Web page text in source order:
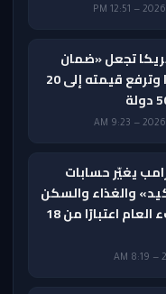
تجعل «ضمان
تأشيرة الزيارة» دائمًا وترفع قيمته إلى 20
يغيّر حسابات
والغذاء والسكن
قد تدخل تقييم العبء العام اعتبارًا من 18